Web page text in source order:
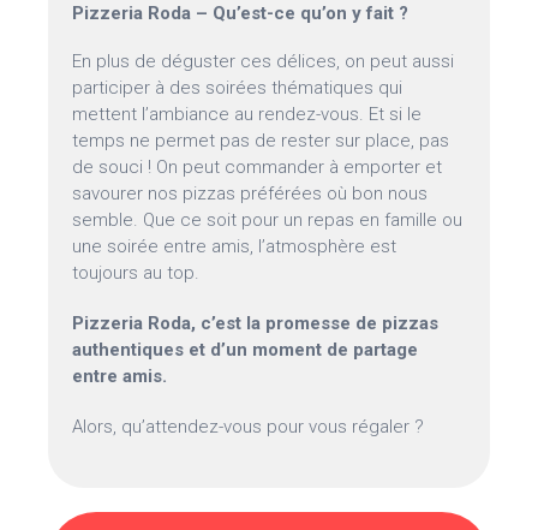
Pizzeria Roda – Qu’est-ce qu’on y fait ?
En plus de déguster ces délices, on peut aussi
participer à des soirées thématiques qui
mettent l’ambiance au rendez-vous. Et si le
temps ne permet pas de rester sur place, pas
de souci ! On peut commander à emporter et
savourer nos pizzas préférées où bon nous
semble. Que ce soit pour un repas en famille ou
une soirée entre amis, l’atmosphère est
toujours au top.
Pizzeria Roda, c’est la promesse de pizzas
authentiques et d’un moment de partage
entre amis.
Alors, qu’attendez-vous pour vous régaler ?